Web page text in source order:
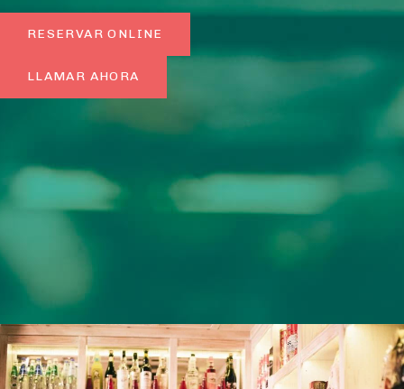
RESERVAR ONLINE
LLAMAR AHORA